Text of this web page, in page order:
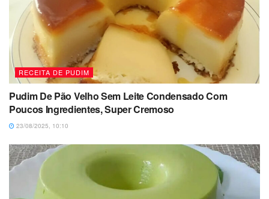
RECEITA DE PUDIM
Pudim De Pão Velho Sem Leite Condensado Com
Poucos Ingredientes, Super Cremoso
23/08/2025, 10:10